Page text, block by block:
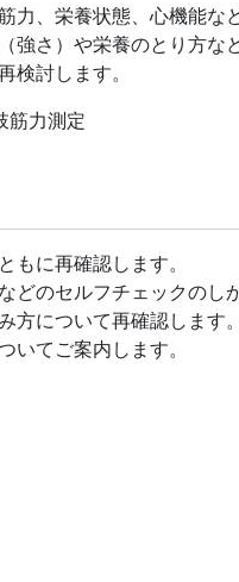
力、栄養状態、心機能な
さ）や栄養のとり方な
討します。
筋力測定
に再確認します。
のセルフチェックのし
について再確認します。
てご案内します。